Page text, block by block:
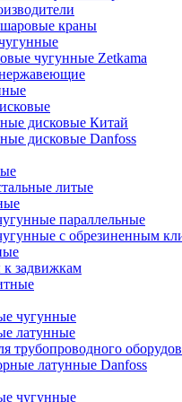
краны
чугунные Zetkama
дисковые Китай
дисковые Danfoss
литые
параллельные
с обрезиненным
задвижкам
чугунные
латунные
трубопроводного
латунные Danfoss
чугунные